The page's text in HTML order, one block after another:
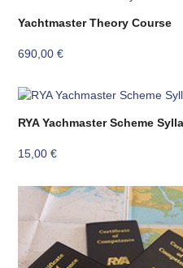
Yachtmaster Theory Course
690,00€
RYA Yachmaster Scheme
15,00€